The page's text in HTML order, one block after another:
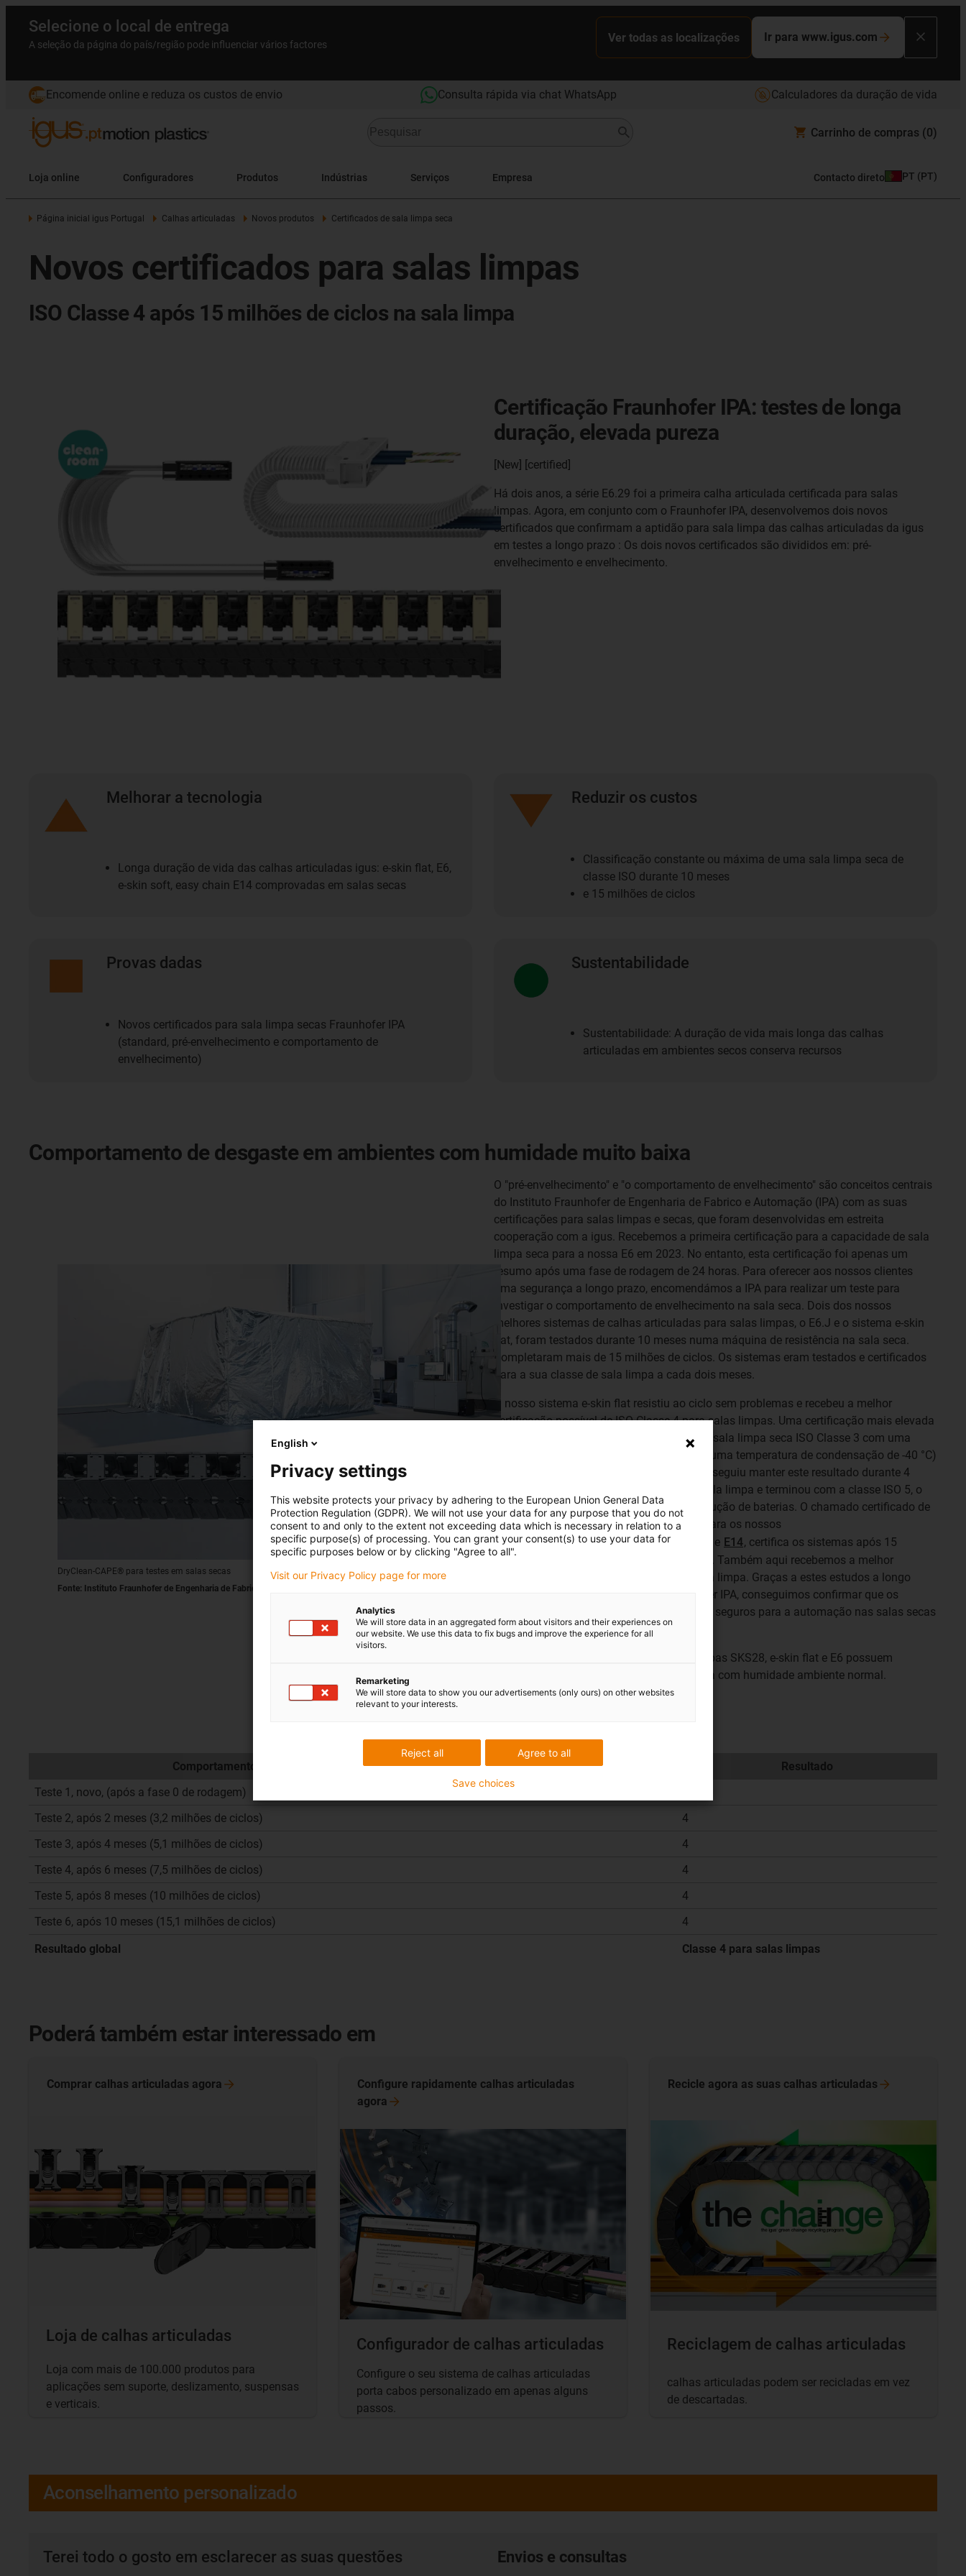
Selecione o local de entrega
A seleção da página do país/região pode influenciar vários factores
Ver todas as localizações Ir para www.igus.com
Encomende online e reduza os custos de envio Consulta rápida via chat WhatsApp Calculadores da duração de vida
Carrinho de compras (0)
Loja online Configuradores Produtos Indústrias Serviços Empresa Contacto direto PT (PT)
Página inicial igus Portugal Calhas articuladas Novos produtos Certificados de sala limpa seca
Novos certificados para salas limpas
ISO Classe 4 após 15 milhões de ciclos na sala limpa
Certificação Fraunhofer IPA: testes de longa
duração, elevada pureza
[New] [certified]
Há dois anos, a série E6.29 foi a primeira calha articulada certificada para salas
limpas. Agora, em conjunto com o Fraunhofer IPA, desenvolvemos dois novos
certificados que confirmam a aptidão para sala limpa das calhas articuladas da igus
em testes a longo prazo : Os dois novos certificados são divididos em: pré-
envelhecimento e envelhecimento.
Melhorar a tecnologia
Longa duração de vida das calhas articuladas igus: e-skin flat, E6,
e-skin soft, easy chain E14 comprovadas em salas secas
Reduzir os custos
Classificação constante ou máxima de uma sala limpa seca de
classe ISO durante 10 meses
e 15 milhões de ciclos
Provas dadas
Novos certificados para sala limpa secas Fraunhofer IPA
(standard, pré-envelhecimento e comportamento de
envelhecimento)
Sustentabilidade
Sustentabilidade: A duração de vida mais longa das calhas
articuladas em ambientes secos conserva recursos
Comportamento de desgaste em ambientes com humidade muito baixa
DryClean-CAPE® para testes em salas secas
Fonte: Instituto Fraunhofer de Engenharia de Fabrico e Automação IPA
O "pré-envelhecimento" e "o comportamento de envelhecimento" são conceitos centrais
do Instituto Fraunhofer de Engenharia de Fabrico e Automação (IPA) com as suas
certificações para salas limpas e secas, que foram desenvolvidas em estreita
cooperação com a igus. Recebemos a primeira certificação para a capacidade de sala
limpa seca para a nossa E6 em 2023. No entanto, esta certificação foi apenas um
resumo após uma fase de rodagem de 24 horas. Para oferecer aos nossos clientes
uma segurança a longo prazo, encomendámos a IPA para realizar um teste para
investigar o comportamento de envelhecimento na sala seca. Dois dos nossos
melhores sistemas de calhas articuladas para salas limpas, o E6.J e o sistema e-skin
flat, foram testados durante 10 meses numa máquina de resistência na sala seca.
Completaram mais de 15 milhões de ciclos. Os sistemas eram testados e certificados
para a sua classe de sala limpa a cada dois meses.
O nosso sistema e-skin flat resistiu ao ciclo sem problemas e recebeu a melhor
certificação possível de ISO Classe 4 para salas limpas. Uma certificação mais elevada
não é possível porque o ambiente de teste (sala limpa seca ISO Classe 3 com uma
humidade relativa <1%, que corresponde a uma temperatura de condensação de -40 °C)
não está suficientemente limpa. A E6.J conseguiu manter este resultado durante 4
meses, mas depois diminuiu a classe de sala limpa e terminou com a classe ISO 5, o
que é um resultado muito bom para a produção de baterias. O chamado certificado de
pré-envelhecimento, que encomendamos para os nossos
sistemas de calhas articuladas e-skin soft
e E14, certifica os sistemas após 15
milhões de ciclos e 10 meses em sala seca. Também aqui recebemos a melhor
certificação ISO Classe 4 possível para sala limpa. Graças a estes estudos a longo
prazo e certificações do Instituto Fraunhofer IPA, conseguimos confirmar que os
nossos sistemas de calhas articuladas são seguros para a automação nas salas secas
e têm emissões de partículas muito baixas.
As calhas articuladas para salas limpas SKS28, e-skin flat e E6 possuem
certificação de classe ISO 1 para sala limpa com humidade ambiente normal.
Comportamento de desgaste na sala limpa seca, parâmetros de teste
Resultado
Teste 1, novo, (após a fase 0 de rodagem)
Teste 2, após 2 meses (3,2 milhões de ciclos)
4
Teste 3, após 4 meses (5,1 milhões de ciclos)
4
Teste 4, após 6 meses (7,5 milhões de ciclos)
4
Teste 5, após 8 meses (10 milhões de ciclos)
4
Teste 6, após 10 meses (15,1 milhões de ciclos)
4
Resultado global
Classe 4 para salas limpas
Poderá também estar interessado em
Loja de calhas articuladas
Loja com mais de 100.000 produtos para
aplicações sem suporte, deslizamento, suspensas
e verticais.
Comprar calhas articuladas agora
Configurador de calhas articuladas
Configure o seu sistema de calhas articuladas
porta cabos personalizado em apenas alguns
passos.
Configure rapidamente calhas articuladas
agora
Reciclagem de calhas articuladas
calhas articuladas podem ser recicladas em vez
de descartadas.
Recicle agora as suas calhas articuladas
Aconselhamento personalizado
Terei todo o gosto em esclarecer as suas questões Envios e consultas
English
Privacy settings
This website protects your privacy by adhering to the European Union General Data
Protection Regulation (GDPR). We will not use your data for any purpose that you do not
consent to and only to the extent not exceeding data which is necessary in relation to a
specific purpose(s) of processing. You can grant your consent(s) to use your data for
specific purposes below or by clicking "Agree to all".
Visit our Privacy Policy page for more
Analytics
We will store data in an aggregated form about visitors and their experiences on
our website. We use this data to fix bugs and improve the experience for all
visitors.
Remarketing
We will store data to show you our advertisements (only ours) on other websites
relevant to your interests.
Agree to all
Reject all
Save choices